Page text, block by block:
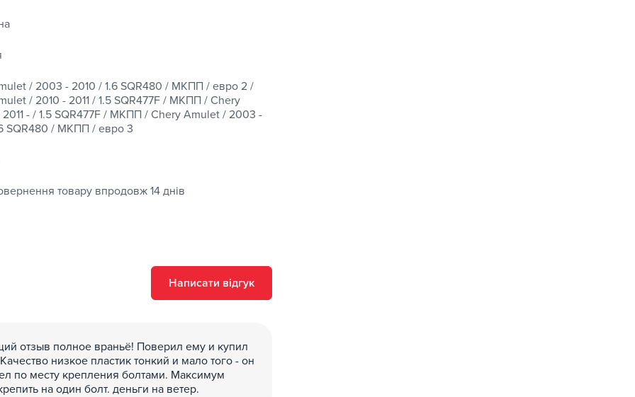
в любой регион Украины с возможностью
производителем/поставщиком, а возврат и
Для более подробного ознакомления
/ 2003 - 2010 / 1.6 SQR480 / МКПП / евро 2 /
/ 2010 - 2011 / 1.5 SQR477F / МКПП / Chery
- / 1.5 SQR477F / МКПП / Chery Amulet / 2003 -
SQR480 / МКПП / евро 3
товару впродовж 14 днів
Написати відгук
отзыв полное враньё! Поверил ему и купил
Качество низкое пластик тонкий и мало того - он
по месту крепления болтами. Максимум
на один болт. деньги на ветер.